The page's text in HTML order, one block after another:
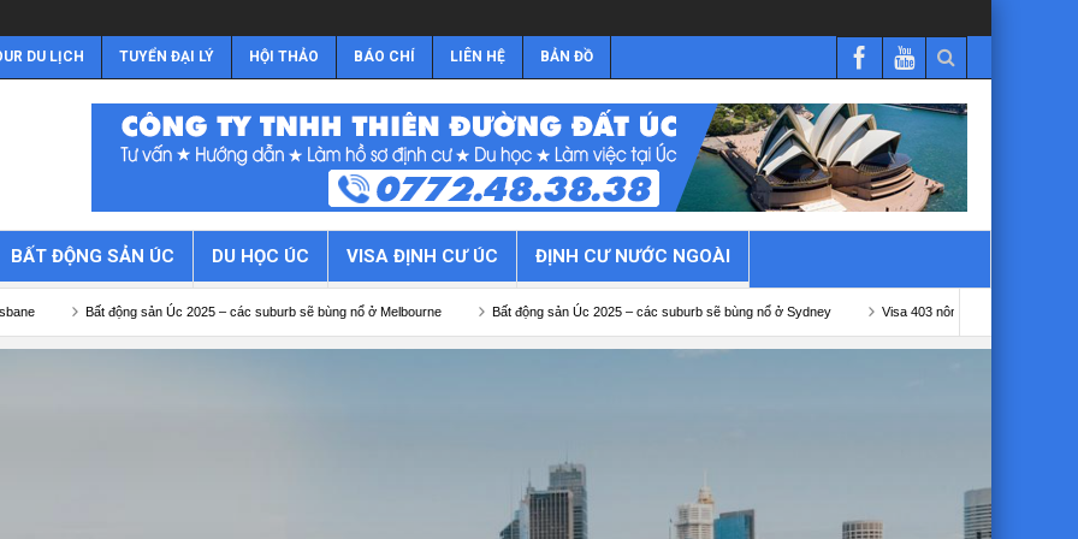
DU LỊCH TUYỂN ĐẠI LÝ HỘI THẢO BÁO CHÍ LIÊN HỆ BẢN ĐỒ
BẤT ĐỘNG SẢN ÚC DU HỌC ÚC VISA ĐỊNH CƯ ÚC ĐỊNH CƯ NƯỚC NGOÀI
sản Úc 2025 – các suburb sẽ bùng nổ ở Melbourne Bất động sản Úc 2025 – các suburb sẽ bùng nổ ở Sydney Visa 403 nông nghiệp Úc